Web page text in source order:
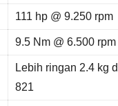
111 hp @ 9.250 rpm
9.5 Nm @ 6.500 rpm
Lebih ringan 2.4 kg
821